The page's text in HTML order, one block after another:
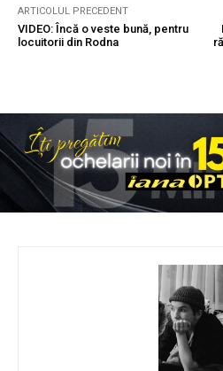
ARTICOLUL PRECEDENT
VIDEO: Încă o veste bună, pentru
locuitorii din Rodna